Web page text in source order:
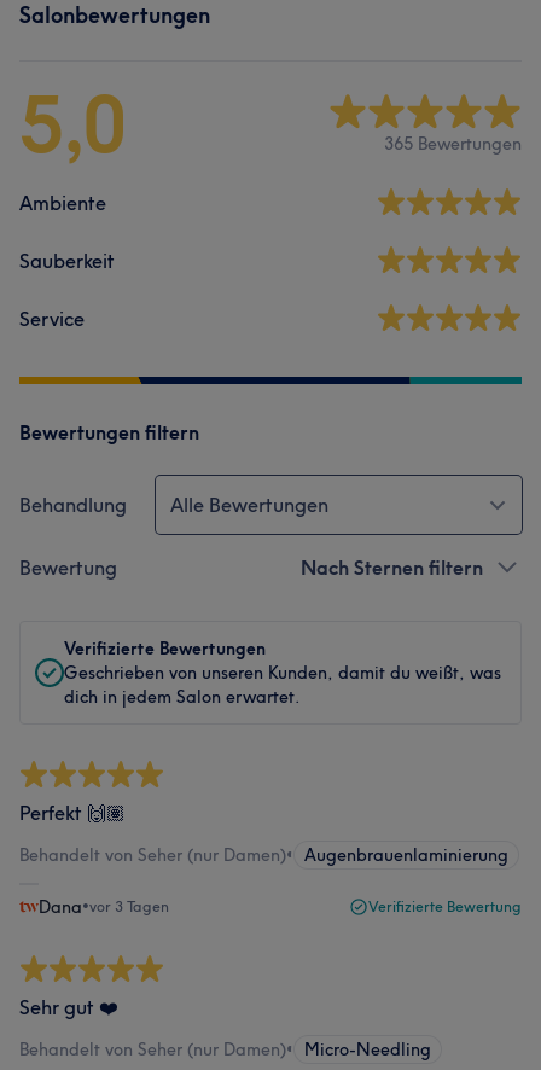
Salonbewertungen
5,0 365 Bewertungen
Ambiente
Sauberkeit
Service
Bewertungen filtern
Behandlung Alle Bewertungen
Bewertung Nach Sternen filtern
Verifizierte Bewertungen
Geschrieben von unseren Kunden, damit du weißt, was
dich in jedem Salon erwartet.
Perfekt 🙌🏽
Behandelt von Seher (nur Damen)• Augenbrauenlaminierung
Dana•vor 3 Tagen Verifizierte Bewertung
Sehr gut ❤️
Behandelt von Seher (nur Damen)• Micro-Needling